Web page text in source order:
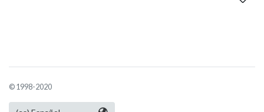
© 1998-2020